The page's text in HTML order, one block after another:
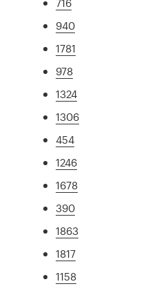
940
1781
978
1324
1306
454
1246
1678
390
1863
1817
1158